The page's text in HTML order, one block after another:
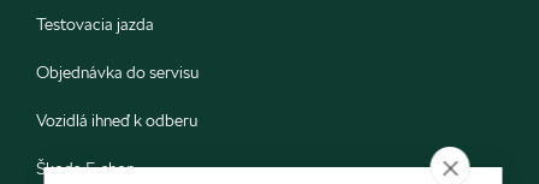
Testovacia jazda
Objednávka do servisu
Vozidlá ihneď k odberu
Škoda E-shop